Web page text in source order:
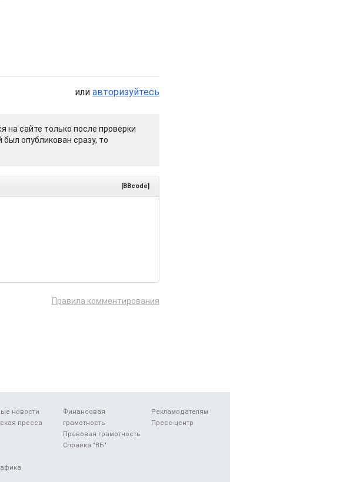
или авторизуйтесь
на сайте только после проверки
опубликован сразу, то
[BBcode]
Правила комментирования
новости
пресса
Финансовая
грамотность
Правовая грамотность
Справка "ВБ"
Рекламодателям
Пресс-центр